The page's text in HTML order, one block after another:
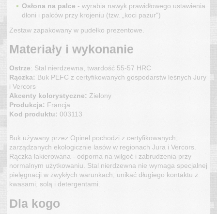
Osłona na palce - wyrabia nawyk prawidłowego ustawienia
dłoni i palców przy krojeniu (tzw. „koci pazur")
Zestaw zapakowany w pudełko prezentowe.
Materiały i wykonanie
Ostrze: Stal nierdzewna, twardość 55-57 HRC
Rączka: Buk PEFC z certyfikowanych gospodarstw leśnych Jury
i Vercors
Akcenty kolorystyczne: Zielony
Produkcja: Francja
Kod produktu: 003113
Buk używany przez Opinel pochodzi z certyfikowanych,
zarządzanych ekologicznie lasów w regionach Jura i Vercors.
Rączka lakierowana - odporna na wilgoć i zabrudzenia przy
normalnym użytkowaniu. Stal nierdzewna nie wymaga specjalnej
pielęgnacji w zwykłych warunkach; unikać długiego kontaktu z
kwasami, solą i detergentami.
Dla kogo